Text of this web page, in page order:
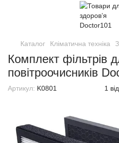
Каталог Кліматична техніка
Комплект фільтрів
повітроочисників
Артикул: K0801 1